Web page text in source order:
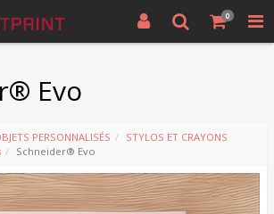
0
Evo
PERSONNALISÉS
STYLOS ET CRAYONS
Schneider® Evo